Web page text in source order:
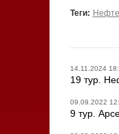
Теги:
14.11.2024
19 тур.
09.09.2022
9 тур.